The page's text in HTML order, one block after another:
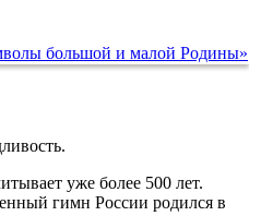
уже более 500 лет.
гимн России родился в